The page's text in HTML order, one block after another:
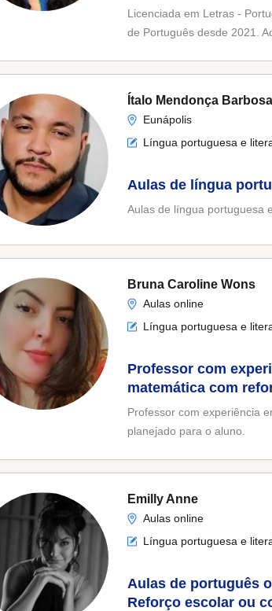
Licenciada em Letras -
de Português desde 2021.
Ítalo Mendonça Barbosa
Eunápolis
Língua portuguesa e
Aulas de língua
Aulas de língua portuguesa
Bruna Caroline Wons
Aulas online
Língua portuguesa e
Professor com
matemática com
para o aluno
Professor com experiência
planejado para o aluno.
Emilly Anne
Aulas online
Língua portuguesa e
Aulas de português
Reforço escolar ou